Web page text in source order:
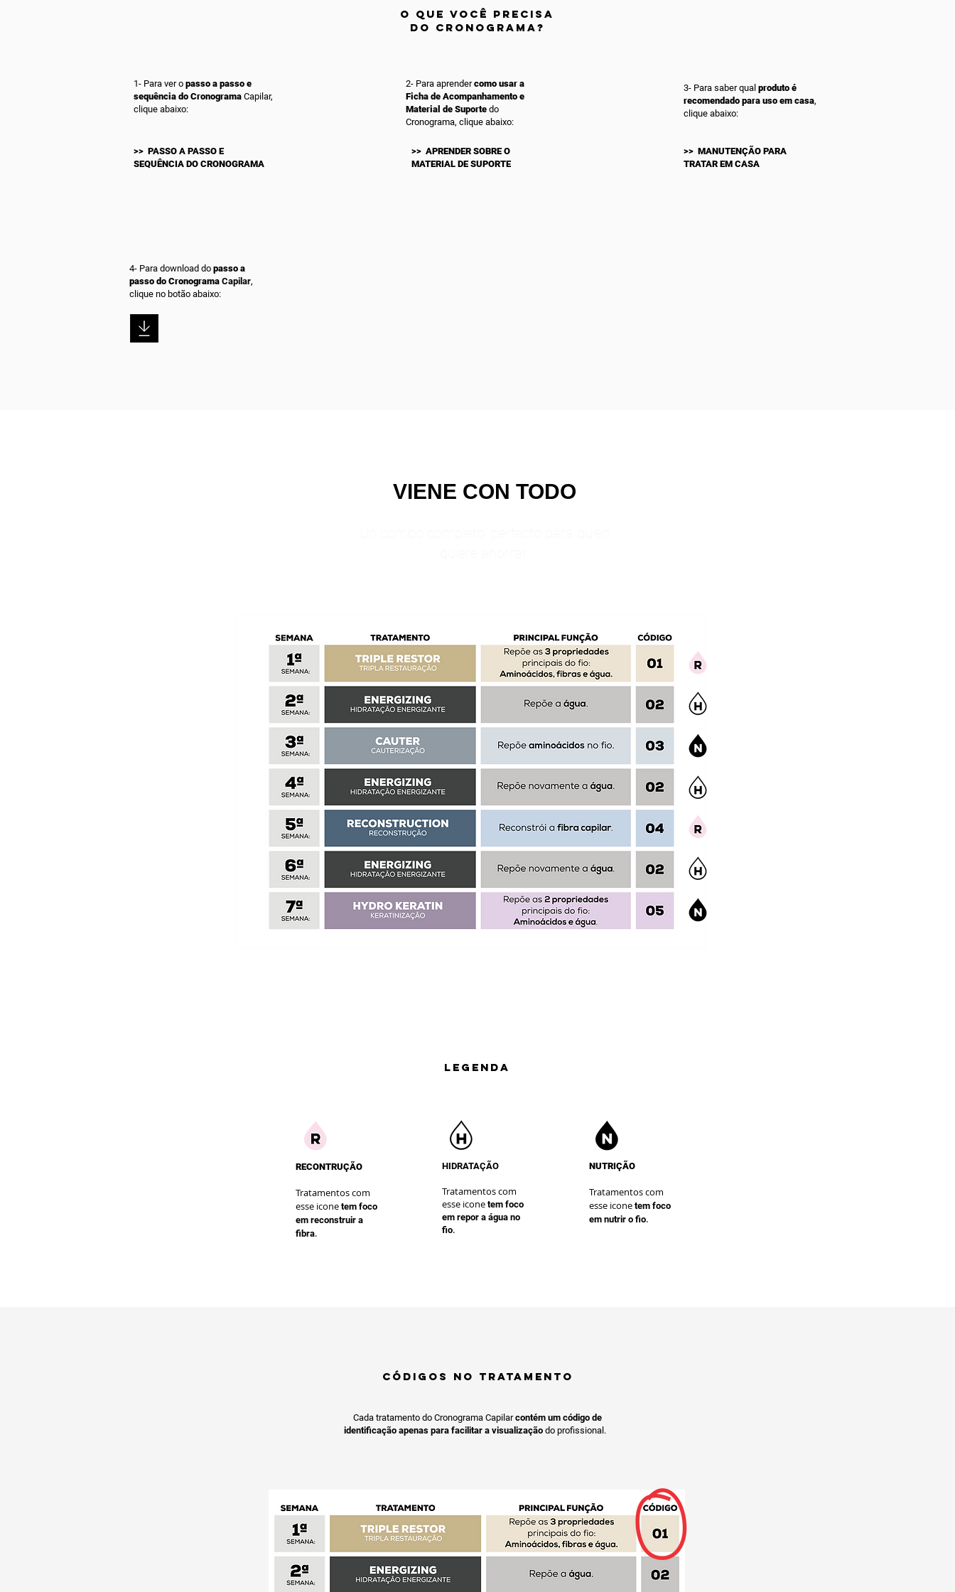
O QUE VOCÊ PRECISA
DO CRONOGRAMA?
1- Para ver o passo a passo e
sequência do Cronograma Capilar,
clique abaixo:
>> PASSO A PASSO E
SEQUÊNCIA DO CRONOGRAMA
2- Para aprendercomo usar a
Ficha de Acompanhamento e
Material de Suporte do
Cronograma, clique abaixo:
>> APRENDER SOBRE O
MATERIAL DE SUPORTE
3- Para saber qual produto é
recomendado para uso em casa,
clique abaixo:
>> MANUTENÇÃO PARA
TRATAR EM CASA
4- Para download do passo a
passo do Cronograma Capilar,
clique no botão abaixo:
VIENE CON TODO
LEGENDA
RECONTRUÇÃO
Tratamentos com
esse icone tem foco
em reconstruir a
fibra.
HIDRATAÇÃO
Tratamentos com
esse icone tem foco
em repor a água no
fio.
NUTRIÇÃO
Tratamentos com
esse icone tem foco
em nutrir o fio.
CÓDIGOS NO TRATAMENTO
Cada tratamento do Cronograma Capilarcontém um código de
identificação apenas para facilitar a visualização do profissional.